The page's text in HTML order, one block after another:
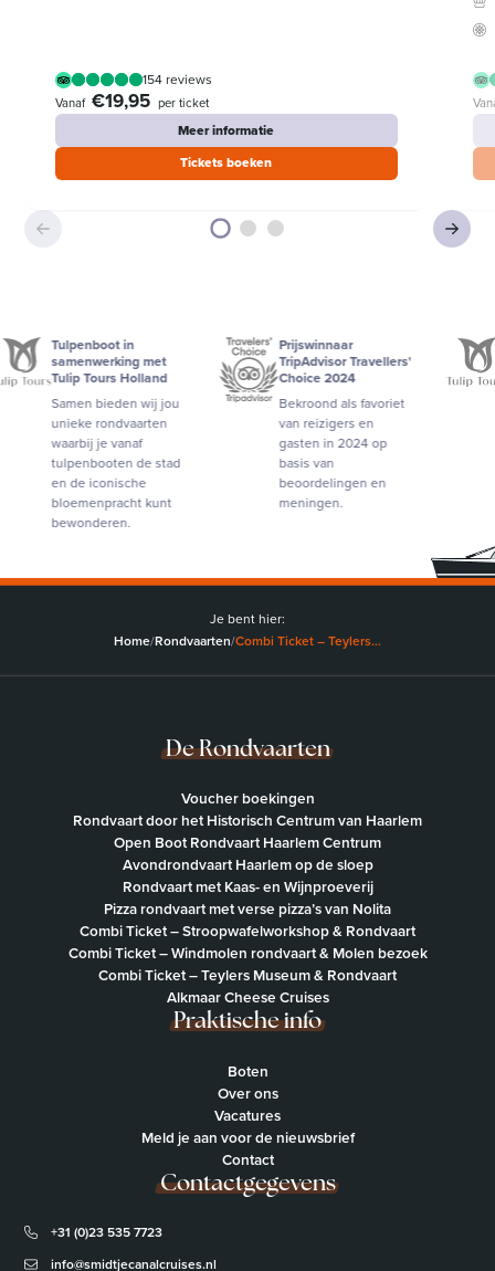
154 reviews
Vanaf €19,95 per ticket
Meer informatie
Tickets boeken
Tulpenboot in
samenwerking met
Tulip Tours Holland
Samen bieden wij jou
unieke rondvaarten
waarbij je vanaf
tulpenbooten de stad
en de iconische
bloemenpracht kunt
bewonderen.
Prijswinnaar
TripAdvisor Travellers'
Choice 2024
Bekroond als favoriet
van reizigers en
gasten in 2024 op
basis van
beoordelingen en
meningen.
Je bent hier:
Home/Rondvaarten/Combi Ticket – Teylers…
De Rondvaarten
Voucher boekingen
Rondvaart door het Historisch Centrum van Haarlem
Open Boot Rondvaart Haarlem Centrum
Avondrondvaart Haarlem op de sloep
Rondvaart met Kaas- en Wijnproeverij
Pizza rondvaart met verse pizza’s van Nolita
Combi Ticket – Stroopwafelworkshop & Rondvaart
Combi Ticket – Windmolen rondvaart & Molen bezoek
Combi Ticket – Teylers Museum & Rondvaart
Alkmaar Cheese Cruises
Praktische info
Boten
Over ons
Vacatures
Meld je aan voor de nieuwsbrief
Contact
Contactgegevens
+31 (0)23 535 7723
info@smidtjecanalcruises.nl